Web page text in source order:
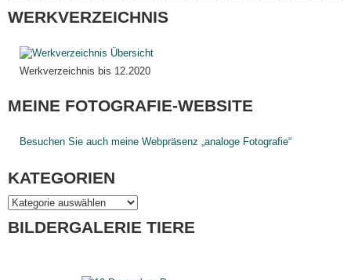
WERKVERZEICHNIS
Werkverzeichnis bis 12.2020
MEINE FOTOGRAFIE-WEBSITE
Besuchen Sie auch meine Webpräsenz „analoge Fotografie“
KATEGORIEN
BILDERGALERIE TIERE